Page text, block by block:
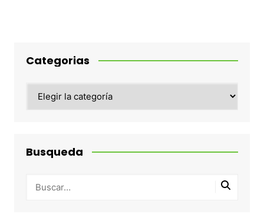
Categorias
Busqueda